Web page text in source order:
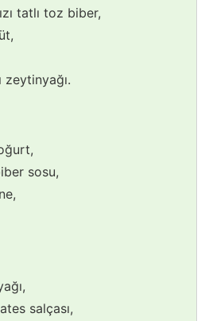
tatlı toz biber,
zeytinyağı.
sosu,
salçası,